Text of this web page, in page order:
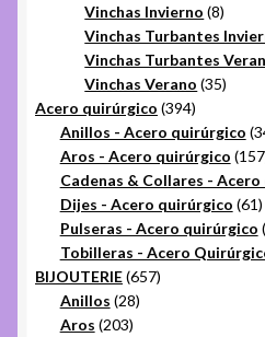
Vinchas Invierno 88
Vinchas Turbantes
Vinchas Turbantes
Vinchas Verano 3535
Acero quirúrgico 394394
productos
Anillos - Acero quirúrgico
Aros - Acero quirúrgico 157
Cadenas & Collares -
Dijes - Acero quirúrgico 6161
Pulseras - Acero quirúrgico
Tobilleras - Acero
BIJOUTERIE 657657
Anillos 2828
Aros 203203